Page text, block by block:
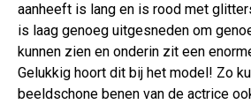
aanheeft is lang en is rood met
is laag genoeg uitgesneden om
kunnen zien en onderin zit een
Gelukkig hoort dit bij het model! Zo
beeldschone benen van de actrice